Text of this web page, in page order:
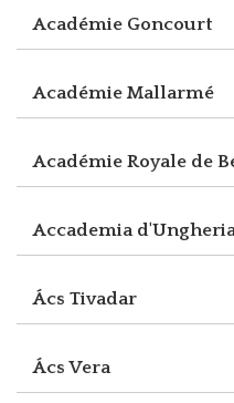
Académie Goncourt
Académie Mallarmé
Académie Royale de
Accademia
Ács Tivadar
Ács Vera